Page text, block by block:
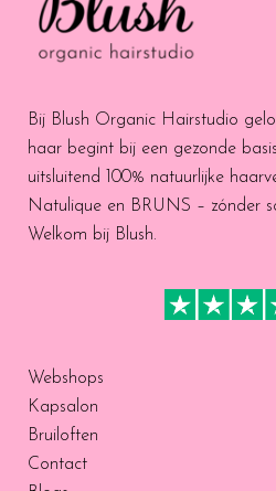
Bij Blush Organic Hairstudio
haar begint bij een gezonde
uitsluitend 100% natuurlijke
Natulique en BRUNS – zónder
Welkom bij Blush.
Webshops
Kapsalon
Bruiloften
Contact